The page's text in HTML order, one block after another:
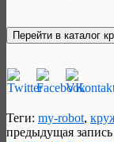
Теги: my-robot,
предыдущая запись